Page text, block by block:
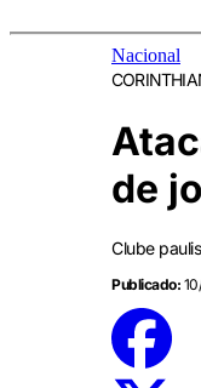
Nacional
de
Clube
Publicado: